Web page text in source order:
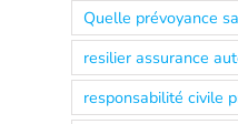
Quelle prévoyance
resilier assurance
responsabilité civile